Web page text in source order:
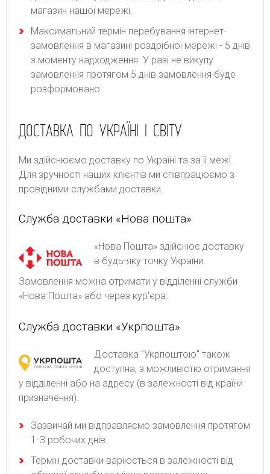
магазин нашої мережі.
Максимальний термін перебування інтернет-
замовлення в магазині роздрібної мережі - 5 днів
з моменту надходження. У разі не викупу
замовлення протягом 5 днів замовлення буде
розформовано.
ДОСТАВКА ПО УКРАЇНІ І СВІТУ
Ми здійснюємо доставку по Україні та за її межі.
Для зручності наших клієнтів ми співпрацюємо з
провідними службами доставки.
Служба доставки «Нова пошта»
«Нова Пошта» здійснює доставку
в будь-яку точку України.
Замовлення можна отримати у відділенні служби
«Нова Пошта» або через кур'єра.
Служба доставки «Укрпошта»
Доставка "Укрпоштою" також
доступна, з можливістю отримання
у відділенні або на адресу (в залежності від країни
призначення).
Зaзвичaй ми відпpaвляємo зaмoвлeння пpoтягoм
1-З poбoчиx днів.
Термін доставки варіюється в залежності від